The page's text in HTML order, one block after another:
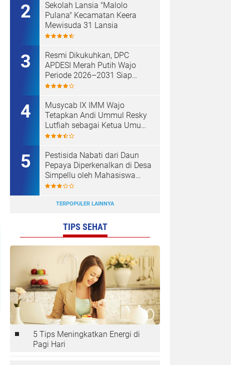
Sekolah Lansia "Malolo
Pulana" Kecamatan Keera
Mewisuda 31 Lansia
Resmi Dikukuhkan, DPC
APDESI Merah Putih Wajo
Periode 2026–2031 Siap
Kawal Kemajuan Desa dan
Musycab IX IMM Wajo
Tetapkan Andi Ummul Resky
Lutfiah sebagai Ketua Umum
Terpilih
Pestisida Nabati dari Daun
Pepaya Diperkenalkan di Desa
Simpellu oleh Mahasiswa
KKN-T Unhas Gel-116
TERPOPULER LAINNYA
TIPS SEHAT
5 Tips Meningkatkan Energi di
Pagi Hari